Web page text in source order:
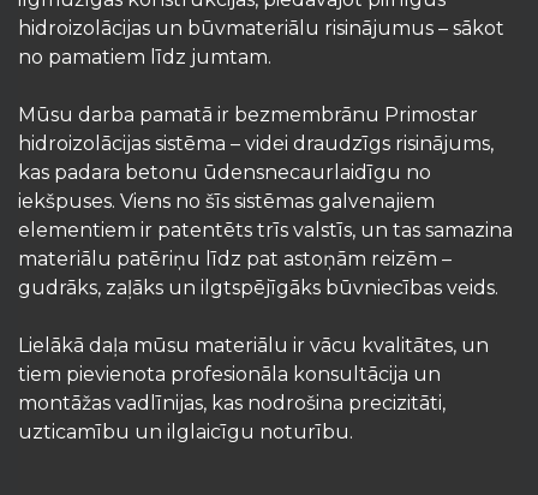
hidroizolācijas un būvmateriālu risinājumus – sākot
no pamatiem līdz jumtam.
Mūsu darba pamatā ir bezmembrānu Primostar
hidroizolācijas sistēma – videi draudzīgs risinājums,
kas padara betonu ūdensnecaurlaidīgu no
iekšpuses. Viens no šīs sistēmas galvenajiem
elementiem ir patentēts trīs valstīs, un tas samazina
materiālu patēriņu līdz pat astoņām reizēm –
gudrāks, zaļāks un ilgtspējīgāks būvniecības veids.
Lielākā daļa mūsu materiālu ir vācu kvalitātes, un
tiem pievienota profesionāla konsultācija un
montāžas vadlīnijas, kas nodrošina precizitāti,
uzticamību un ilglaicīgu noturību.